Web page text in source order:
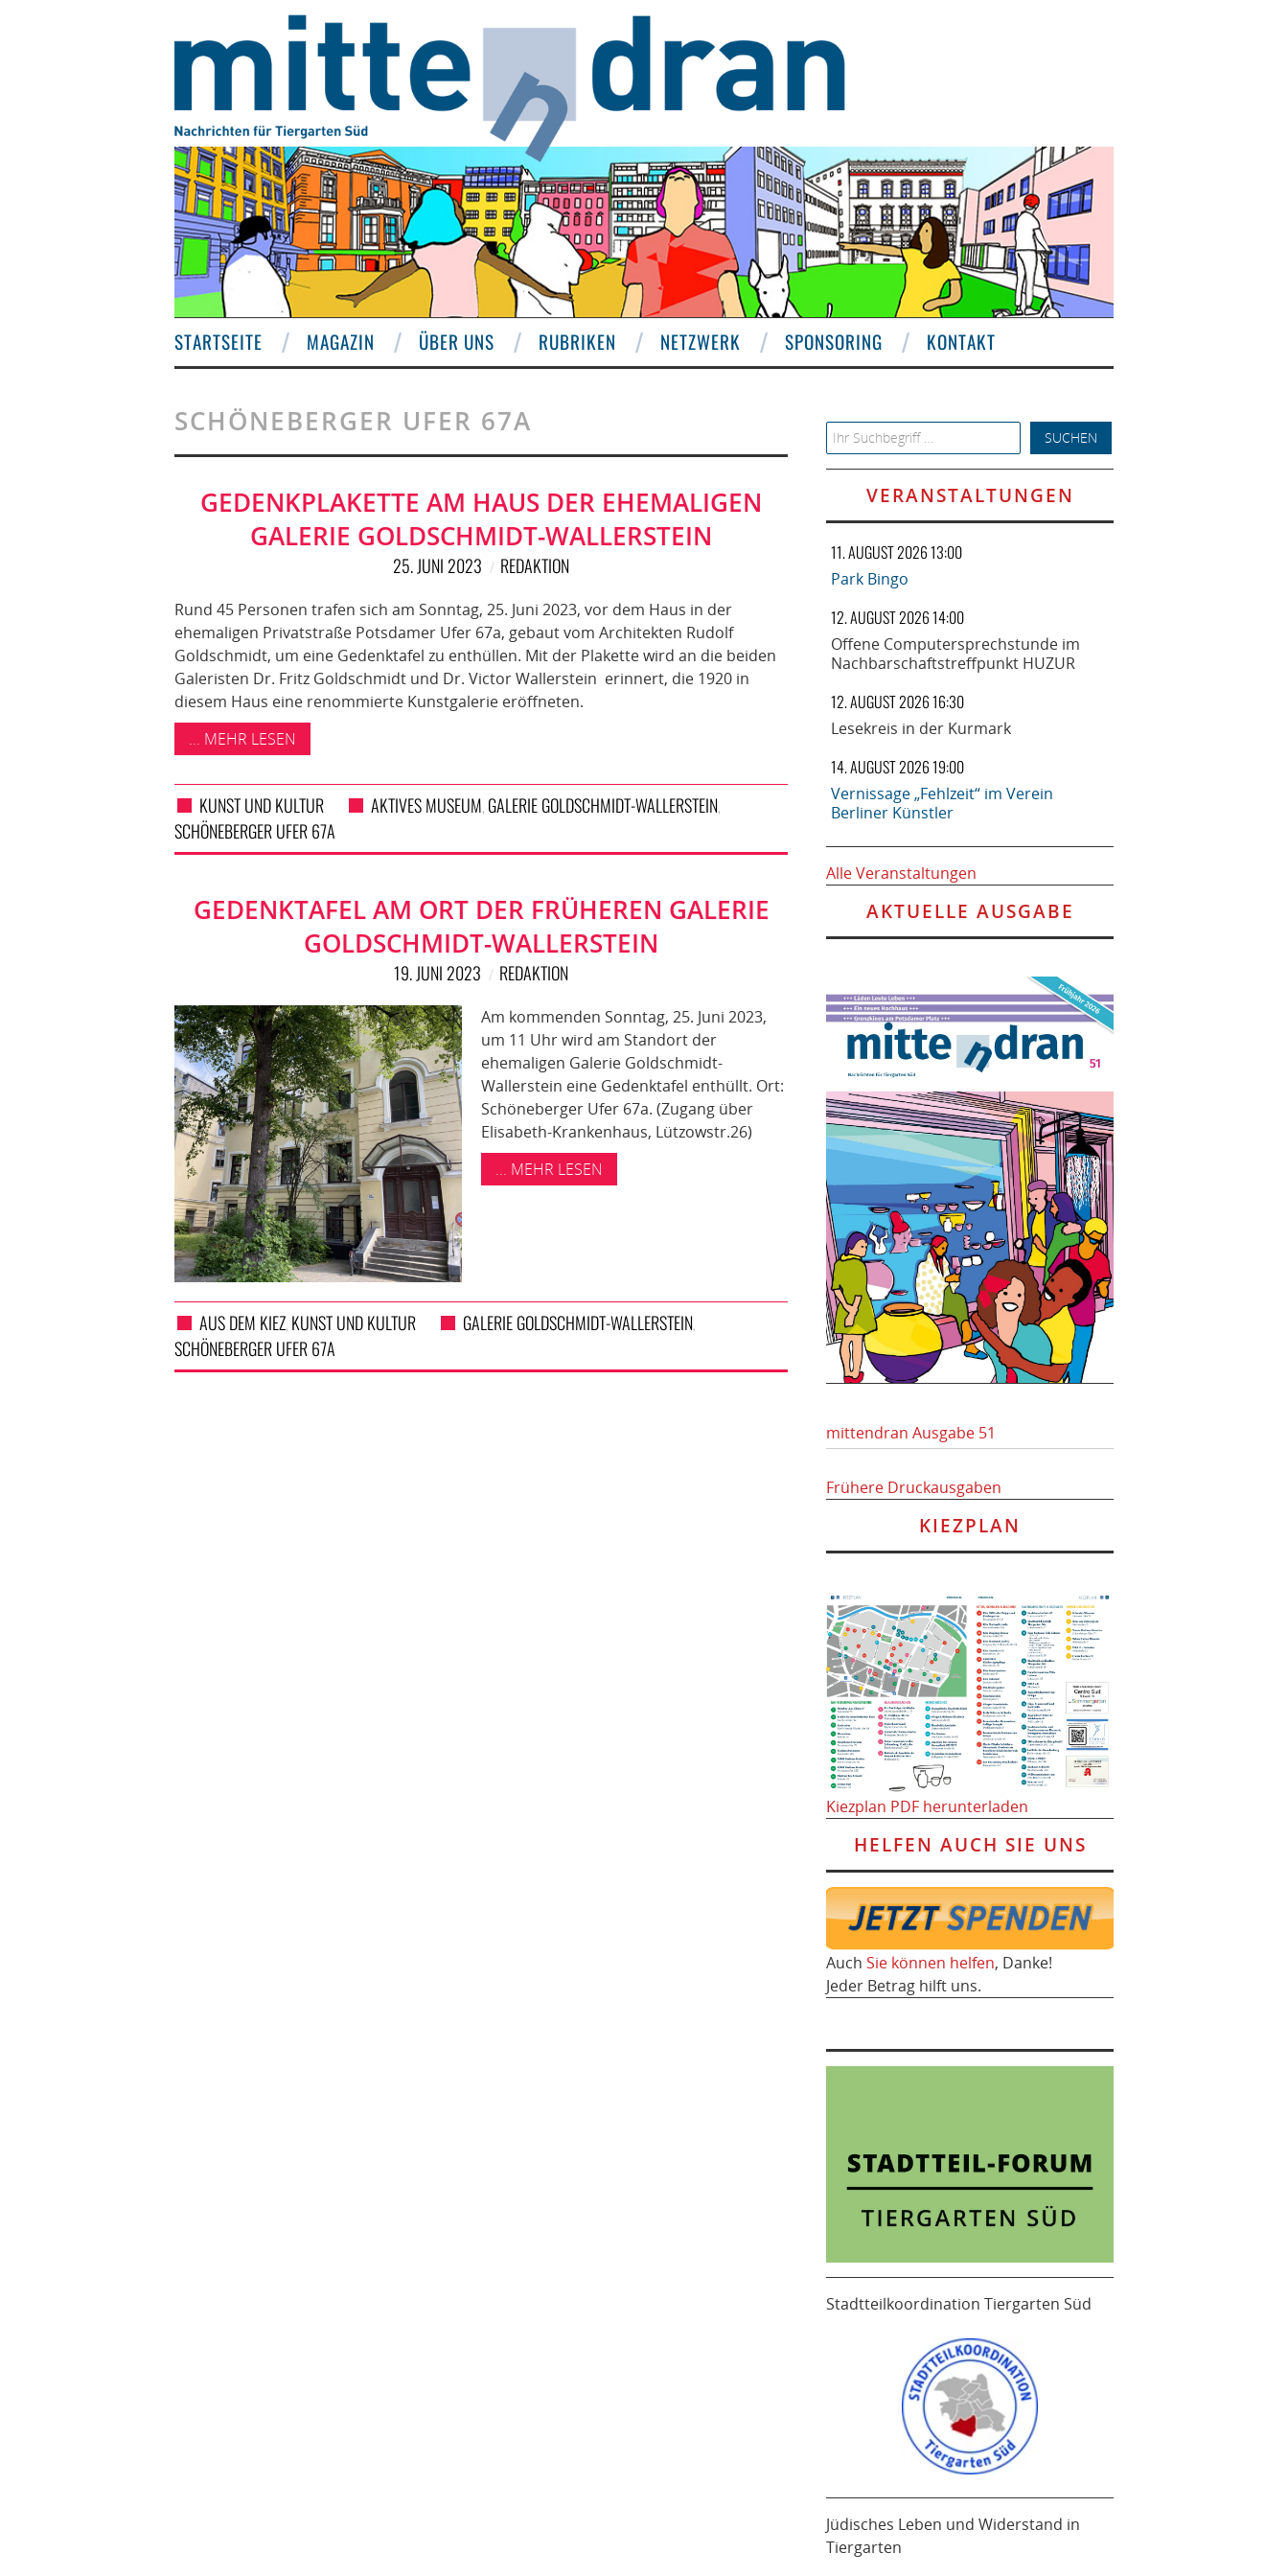
STARTSEITE MAGAZIN ÜBER UNS RUBRIKEN NETZWERK SPONSORING KONTAKT
SCHÖNEBERGER UFER 67A
GEDENKPLAKETTE AM HAUS DER EHEMALIGEN
GALERIE GOLDSCHMIDT-WALLERSTEIN
25. JUNI 2023 REDAKTION
Rund 45 Personen trafen sich am Sonntag, 25. Juni 2023, vor dem Haus in der
ehemaligen Privatstraße Potsdamer Ufer 67a, gebaut vom Architekten Rudolf
Goldschmidt, um eine Gedenktafel zu enthüllen. Mit der Plakette wird an die beiden
Galeristen Dr. Fritz Goldschmidt und Dr. Victor Wallerstein erinnert, die 1920 in
diesem Haus eine renommierte Kunstgalerie eröffneten.
... MEHR LESEN
KUNST UND KULTUR AKTIVES MUSEUM, GALERIE GOLDSCHMIDT-WALLERSTEIN,
SCHÖNEBERGER UFER 67A
GEDENKTAFEL AM ORT DER FRÜHEREN GALERIE
GOLDSCHMIDT-WALLERSTEIN
19. JUNI 2023 REDAKTION
Am kommenden Sonntag, 25. Juni 2023,
um 11 Uhr wird am Standort der
ehemaligen Galerie Goldschmidt-
Wallerstein eine Gedenktafel enthüllt. Ort:
Schöneberger Ufer 67a. (Zugang über
Elisabeth-Krankenhaus, Lützowstr.26)
... MEHR LESEN
AUS DEM KIEZ, KUNST UND KULTUR GALERIE GOLDSCHMIDT-WALLERSTEIN,
SCHÖNEBERGER UFER 67A
Search for:
VERANSTALTUNGEN
11. AUGUST 2026 13:00
Park Bingo
12. AUGUST 2026 14:00
Offene Computersprechstunde im
Nachbarschaftstreffpunkt HUZUR
12. AUGUST 2026 16:30
Lesekreis in der Kurmark
14. AUGUST 2026 19:00
Vernissage „Fehlzeit“ im Verein
Berliner Künstler
Alle Veranstaltungen
AKTUELLE AUSGABE
mittendran Ausgabe 51
Frühere Druckausgaben
KIEZPLAN
Kiezplan PDF herunterladen
HELFEN AUCH SIE UNS
Auch Sie können helfen, Danke!
Jeder Betrag hilft uns.
Stadtteilkoordination Tiergarten Süd
Jüdisches Leben und Widerstand in
Tiergarten